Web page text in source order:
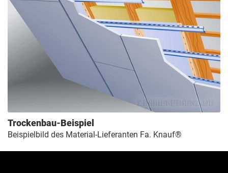
Trockenbau-Beispiel
Beispielbild des Material-Lieferanten Fa. Knauf®